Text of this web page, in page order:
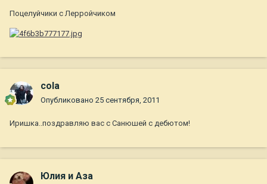
Поцелуйчики с Лерройчиком
cola
Опубликовано 25 сентября, 2011
Иришка..поздравляю вас с Санюшей с дебютом!
Юлия и Аза